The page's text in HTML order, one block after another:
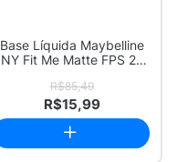
Base Líquida Maybelline
NY Fit Me Matte FPS 22
R$85,49
R$15,99